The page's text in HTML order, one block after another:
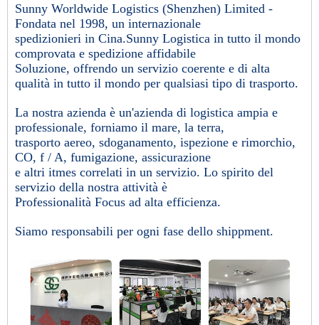
Sunny Worldwide Logistics (Shenzhen) Limited -
Fondata nel 1998, un internazionale
spedizionieri in Cina.Sunny Logistica in tutto il mondo
comprovata e spedizione affidabile
Soluzione, offrendo un servizio coerente e di alta
qualità in tutto il mondo per qualsiasi tipo di trasporto.
La nostra azienda è un'azienda di logistica ampia e
professionale, forniamo il mare, la terra,
trasporto aereo, sdoganamento, ispezione e rimorchio,
CO, f / A, fumigazione, assicurazione
e altri itmes correlati in un servizio. Lo spirito del
servizio della nostra attività è
Professionalità Focus ad alta efficienza.
Siamo responsabili per ogni fase dello shippment.